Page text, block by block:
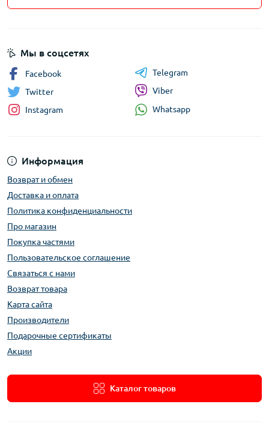
Информация
Возврат и обмен
Доставка и оплата
Политика конфиденциальности
Про магазин
Покупка частями
Пользовательское соглашение
Связаться с нами
Возврат товара
Карта сайта
Производители
Подарочные сертификаты
Акции
Каталог товаров
Мы в соцсетях
Facebook
Twitter
Instagram
Telegram
Viber
Whatsapp